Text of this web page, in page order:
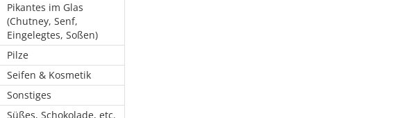
Pikantes im Glas
(Chutney, Senf,
Eingelegtes, Soßen)
Pilze
Seifen & Kosmetik
Sonstiges
Süßes, Schokolade, etc.